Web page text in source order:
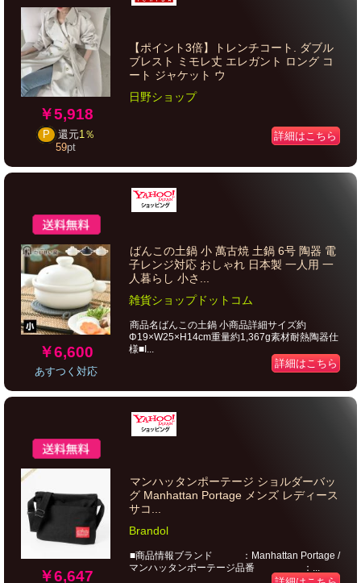
￥5,918
P 還元1％
59pt
【ポイント3倍】トレンチコート. ダブル
ブレスト ミモレ丈 エレガント ロング コ
ート ジャケット ウ
日野ショップ
詳細はこちら
￥6,600
あすつく対応
ばんこの土鍋 小 萬古焼 土鍋 6号 陶器 電
子レンジ対応 おしゃれ 日本製 一人用 一
人暮らし 小さ...
雑貨ショップドットコム
商品名ばんこの土鍋 小商品詳細サイズ約
Φ19×W25×H14cm重量約1,367g素材耐熱陶器仕
様■I...
詳細はこちら
￥6,647
マンハッタンポーテージ ショルダーバッ
グ Manhattan Portage メンズ レディース
サコ...
Brandol
■商品情報ブランド ：Manhattan Portage /
マンハッタンポーテージ品番 ：...